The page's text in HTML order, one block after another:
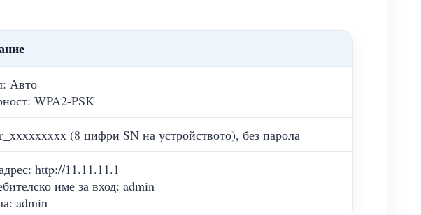
Авто
WPA2-PSK
(8 цифри SN на устройството), без парола
http://11.11.11.1
име за вход: admin
admin